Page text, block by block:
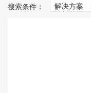
解决方案